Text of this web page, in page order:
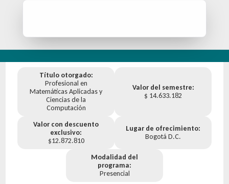
Título otorgado:
Profesional en
Matemáticas Aplicadas y
Ciencias de la
Computación
Valor del semestre:
$ 14.633.182
Valor con descuento
exclusivo:
$12.872.810
Lugar de ofrecimiento:
Bogotá D.C.
Modalidad del
programa:
Presencial